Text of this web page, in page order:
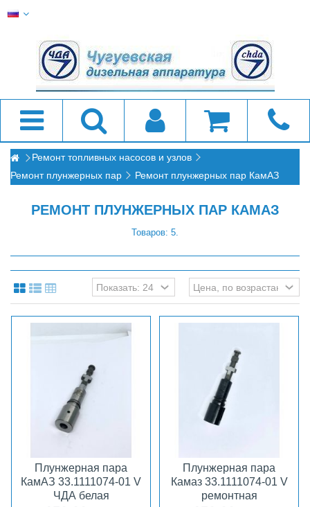
Ремонт топливных насосов и узлов
Ремонт плунжерных пар
Ремонт плунжерных пар КамАЗ
РЕМОНТ ПЛУНЖЕРНЫХ ПАР КАМАЗ
Товаров: 5.
Плунжерная пара
КамАЗ 33.1111074-01 V
ЧДА белая
Плунжерная пара
Камаз 33.1111074-01 V
ремонтная